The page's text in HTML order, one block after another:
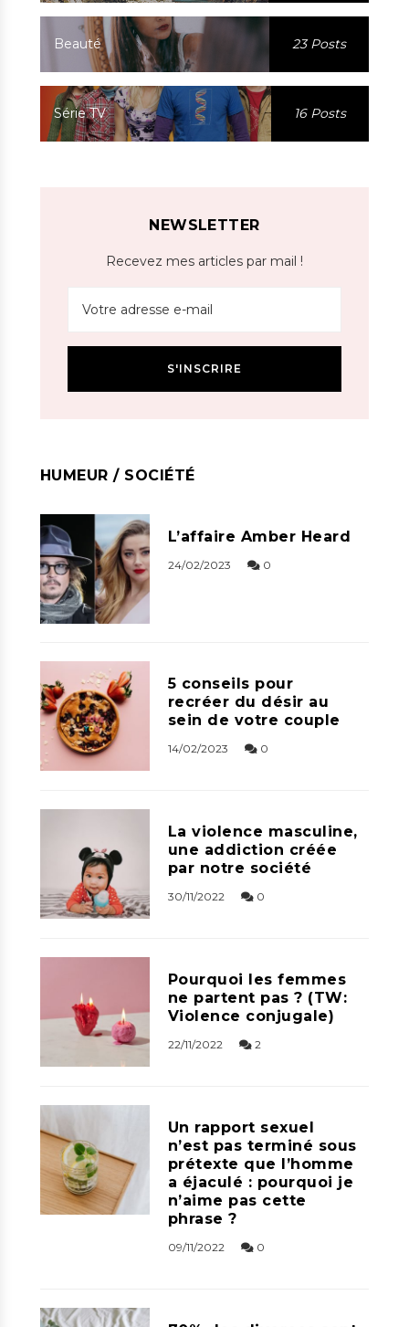
Beauté 23 Posts
Série TV 16 Posts
NEWSLETTER
Recevez mes articles par mail !
HUMEUR / SOCIÉTÉ
L’affaire Amber Heard
24/02/2023 0
5 conseils pour
recréer du désir au
sein de votre couple
14/02/2023 0
La violence masculine,
une addiction créée
par notre société
30/11/2022 0
Pourquoi les femmes
ne partent pas ? (TW:
Violence conjugale)
22/11/2022 2
Un rapport sexuel
n’est pas terminé sous
prétexte que l’homme
a éjaculé : pourquoi je
n’aime pas cette
phrase ?
09/11/2022 0